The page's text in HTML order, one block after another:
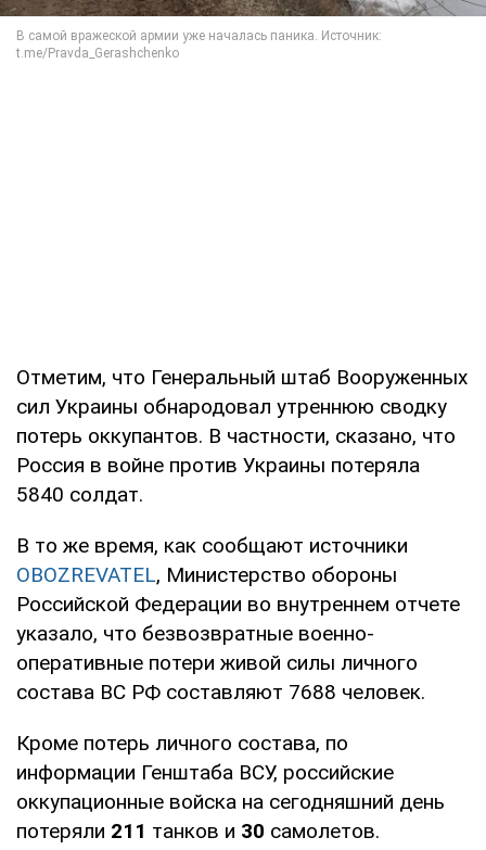
Отметим, что Генеральный штаб Вооруженных
сил Украины обнародовал утреннюю сводку
потерь оккупантов. В частности, сказано, что
Россия в войне против Украины потеряла
5840 солдат.
В то же время, как сообщают источники
OBOZREVATEL, Министерство обороны
Российской Федерации во внутреннем отчете
указало, что безвозвратные военно-
оперативные потери живой силы личного
состава ВС РФ составляют 7688 человек.
Кроме потерь личного состава, по
информации Генштаба ВСУ, российские
оккупационные войска на сегодняшний день
потеряли 211 танков и 30 самолетов.